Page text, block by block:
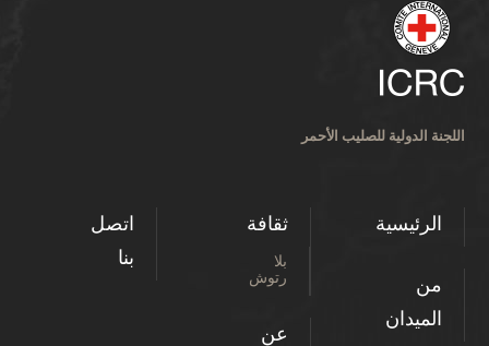
اللجنة الدولية للصليب الأحمر
الرئيسية
من
الميدان
ثقافة
بلا
رتوش
عن
اتصل
بنا